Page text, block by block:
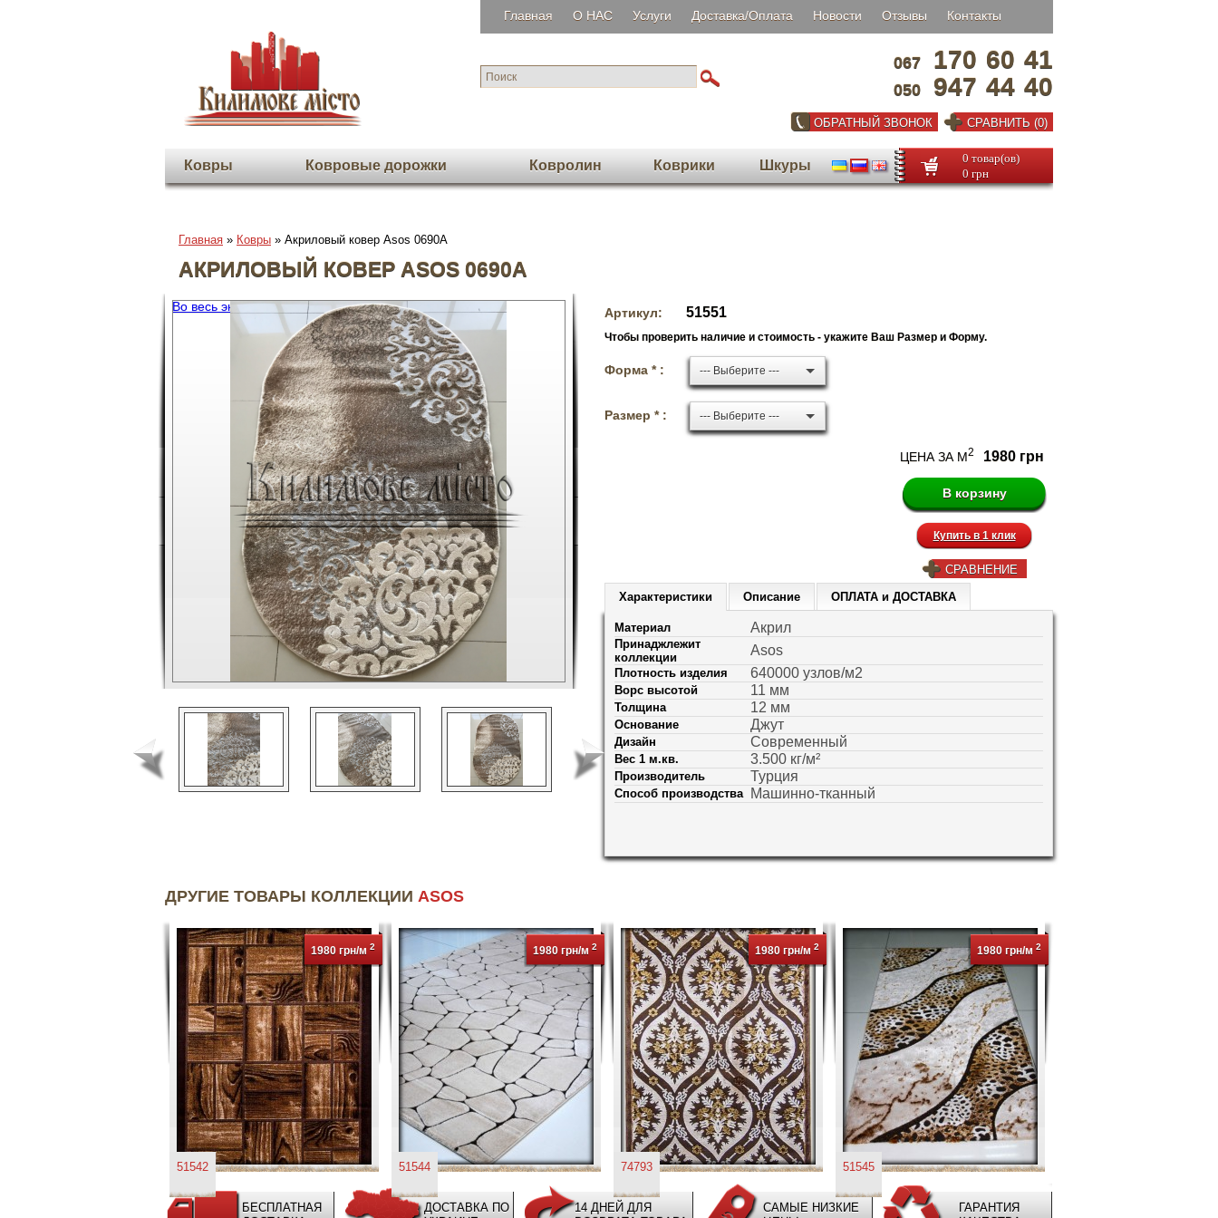
Главная О НАС Услуги Доставка/Оплата Новости Отзывы Контакты
067 170 60 41
050 947 44 40
ОБРАТНЫЙ ЗВОНОК СРАВНИТЬ (0)
Ковры Ковровые дорожки Ковролин Коврики Шкуры
0 товар(ов)
0 грн
Главная » Ковры » Акриловый ковер Asos 0690A
АКРИЛОВЫЙ КОВЕР ASOS 0690A
Во весь экран Артикул: 51551
Чтобы проверить наличие и стоимость - укажите Ваш Размер и Форму.
Форма * : --- Выберите ---
Размер * : --- Выберите ---
ЦЕНА ЗА М2 1980 грн
Купить в 1 клик
СРАВНЕНИЕ
Характеристики
Описание ОПЛАТА и ДОСТАВКА
Материал Акрил
Принаджлежит
коллекции
Asos
Плотность изделия 640000 узлов/м2
Ворс высотой 11 мм
Толщина 12 мм
Основание Джут
Дизайн Современный
Вес 1 м.кв. 3.500 кг/м²
Производитель Турция
Способ производства Машинно-тканный
ДРУГИЕ ТОВАРЫ КОЛЛЕКЦИИ ASOS
1980 грн/м 2
51542
1980 грн/м 2
51544
1980 грн/м 2
74793
1980 грн/м 2
51545
БЕСПЛАТНАЯ
ДОСТАВКА ПО
14 ДНЕЙ ДЛЯ
САМЫЕ НИЗКИЕ
ГАРАНТИЯ